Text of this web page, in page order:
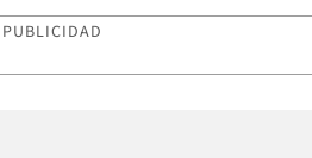
PUBLICIDAD